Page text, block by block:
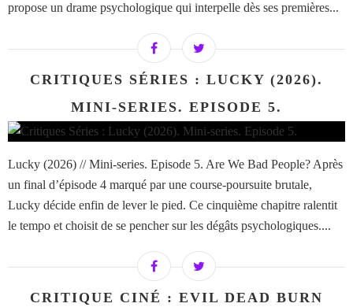
propose un drame psychologique qui interpelle dès ses premières...
CRITIQUES SÉRIES : LUCKY (2026).
MINI-SERIES. EPISODE 5.
Lucky (2026) // Mini-series. Episode 5. Are We Bad People? Après
un final d’épisode 4 marqué par une course-poursuite brutale,
Lucky décide enfin de lever le pied. Ce cinquième chapitre ralentit
le tempo et choisit de se pencher sur les dégâts psychologiques....
CRITIQUE CINÉ : EVIL DEAD BURN